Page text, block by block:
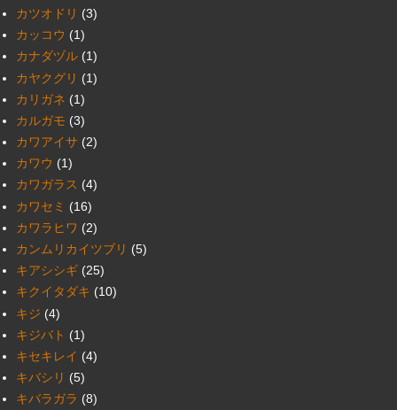
カツオドリ (3)
カッコウ (1)
カナダヅル (1)
カヤクグリ (1)
カリガネ (1)
カルガモ (3)
カワアイサ (2)
カワウ (1)
カワガラス (4)
カワセミ (16)
カワラヒワ (2)
カンムリカイツブリ (5)
キアシシギ (25)
キクイタダキ (10)
キジ (4)
キジバト (1)
キセキレイ (4)
キバシリ (5)
キバラガラ (8)